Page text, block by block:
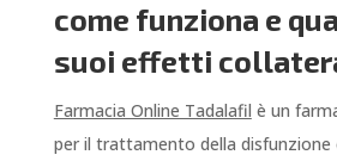
come funziona e
suoi effetti
Farmacia Online Tadalafil è un
per il trattamento della